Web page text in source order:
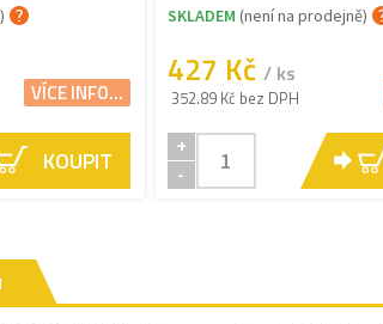
VÍCE INFO...
KOUPIT
SKLADEM (není na prodejně)
427 Kč / ks
352.89 Kč bez DPH
+
-